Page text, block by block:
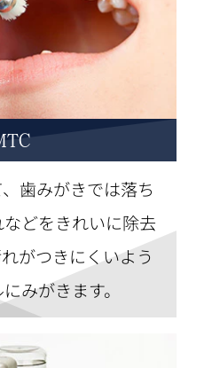
歯みがきでは落ち
どをきれいに除去
がつきにくいよう
みがきます。